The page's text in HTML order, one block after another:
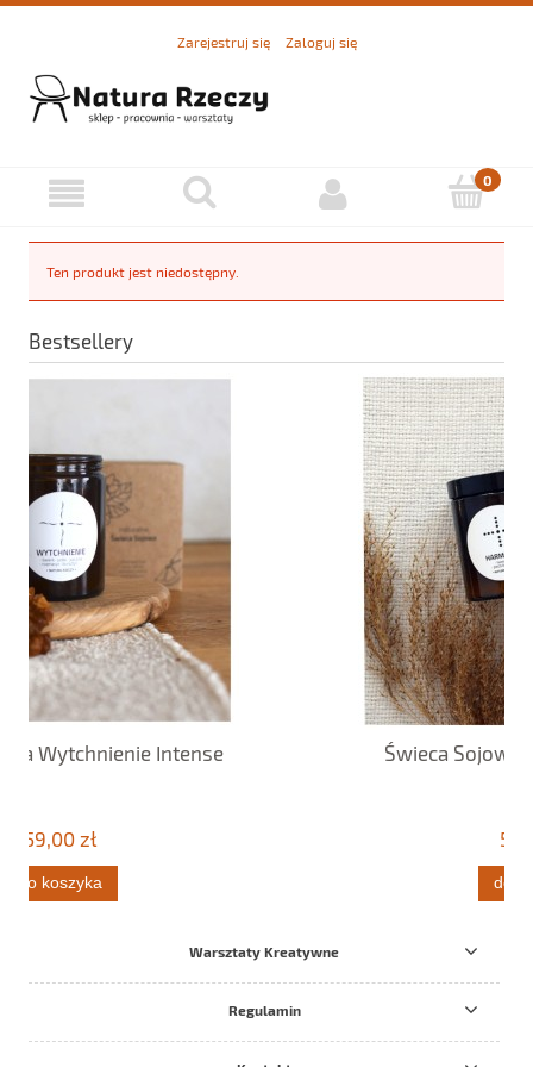
Zarejestruj się Zaloguj się
Ten produkt jest niedostępny.
Bestsellery
Świeca Sojowa Harmonia Intense
Warsztaty Kreatywne
Regulamin